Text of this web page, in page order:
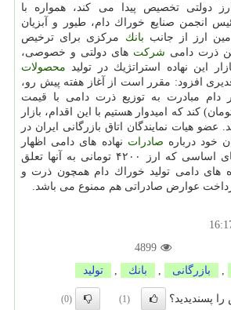
دولتی تخصیص پیدا می كند، همواره با
انجمن صنایع خوراك دام، طیور و آبزیان
ارز از جانب بانك مركزی برای ترخیص
ذرت دامی شركت های دولتی و خصوصی،
این نهاده استراتژیك در تولید محصولات
افزود: مقرر است از آغاز هفته پیش رو،
دام مبادرت به توزیع ذرت دامی با قیمت
دولتی (۱۳۵۰ تومان) كند كه امیدوار هستیم با این اقدام، بازار
عضو هیات نمایندگان اتاق بازرگانی ایران در
خود درباره صادرات نهاده های دامی اظهار
داشت: صادرات كالاهای اساسی كه ارز ۴۲۰۰ تومانی به آنها تعلق
های دامی تولید خوراك دام همچون ذرت و
عوارض صادراتی هم ممنوع می باشد.
4899
بازرگانی بانك تولید
پسندیدید؟ (1)
(0)